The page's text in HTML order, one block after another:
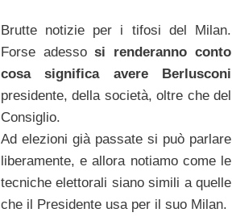
Brutte notizie per i tifosi del Milan.
Forse adessosi renderanno conto
cosa significa avere Berlusconi
presidente, della società, oltre che del
Consiglio.
Ad elezioni già passate si può parlare
liberamente, e allora notiamo come le
tecniche elettorali siano simili a quelle
che il Presidente usa per il suo Milan.